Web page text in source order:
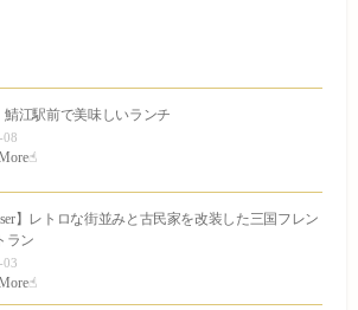
鯖江駅前で美味しいランチ
08
】レトロな街並みと古民家を改装した三国フレン
ラン
03